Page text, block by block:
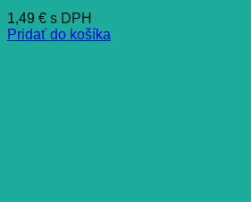
1,49 € s DPH
Pridať do košíka